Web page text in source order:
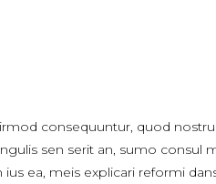
consequuntur, quod
sen serit an, sumo consul
ea, meis explicari reformi